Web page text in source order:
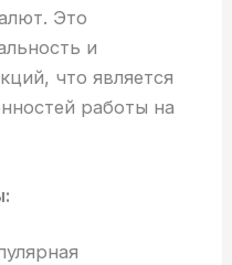
Это
и
что является
работы на